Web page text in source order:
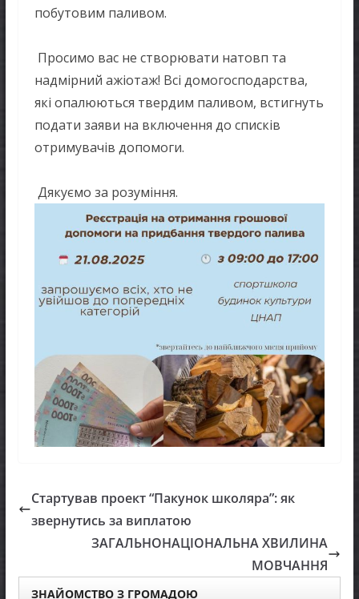
побутовим паливом.
Просимо вас не створювати натовп та
надмірний ажіотаж! Всі домогосподарства,
які опалюються твердим паливом, встигнуть
подати заяви на включення до списків
отримувачів допомоги.
Дякуємо за розуміння.
Стартував проект “Пакунок школяра”: як
звернутись за виплатою
ЗАГАЛЬНОНАЦІОНАЛЬНА ХВИЛИНА
МОВЧАННЯ
ЗНАЙОМСТВО З ГРОМАДОЮ